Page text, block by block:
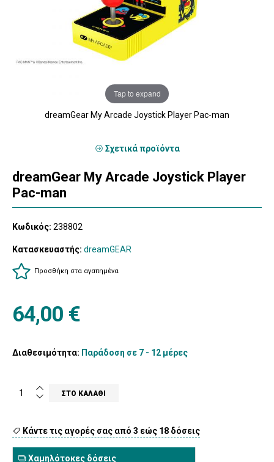
Tap to expand
dreamGear My Arcade Joystick Player Pac-man
Σχετικά προϊόντα
dreamGear My Arcade Joystick Player
Pac-man
Κωδικός: 238802
Κατασκευαστής: dreamGEAR
Προσθήκη στα αγαπημένα
64,00 €
Διαθεσιμότητα: Παράδοση σε 7 - 12 μέρες
Κάντε τις αγορές σας από 3 εώς 18 δόσεις
Χαμηλότοκες δόσεις